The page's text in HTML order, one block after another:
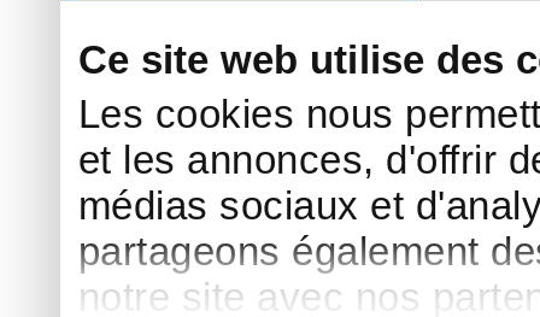
Ce site web utilise des
Les cookies nous
et les annonces, d'offrir
médias sociaux et
partageons également
notre site avec nos